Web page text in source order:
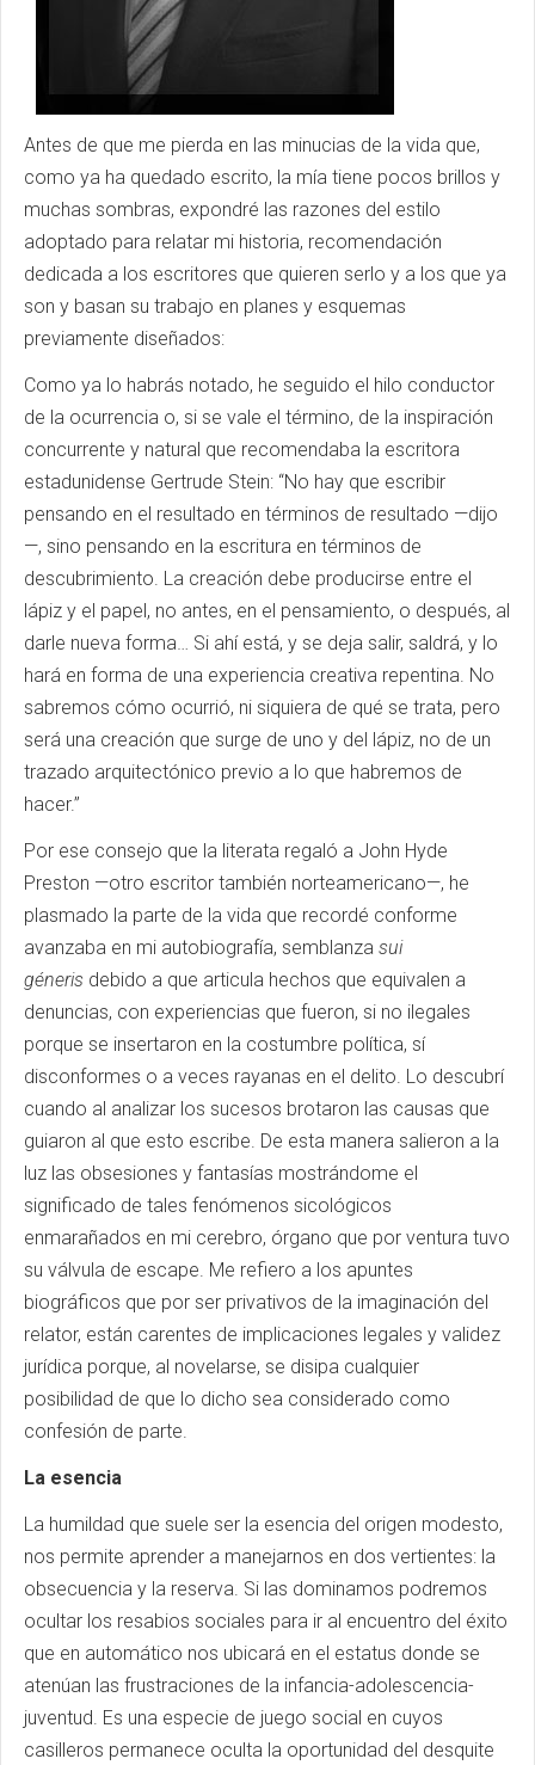
Antes de que me pierda en las minucias de la vida que,
como ya ha quedado escrito, la mía tiene pocos brillos y
muchas sombras, expondré las razones del estilo
adoptado para relatar mi historia, recomendación
dedicada a los escritores que quieren serlo y a los que ya
son y basan su trabajo en planes y esquemas
previamente diseñados:
Como ya lo habrás notado, he seguido el hilo conductor
de la ocurrencia o, si se vale el término, de la inspiración
concurrente y natural que recomendaba la escritora
estadunidense Gertrude Stein: “No hay que escribir
pensando en el resultado en términos de resultado —dijo
—, sino pensando en la escritura en términos de
descubrimiento. La creación debe producirse entre el
lápiz y el papel, no antes, en el pensamiento, o después, al
darle nueva forma… Si ahí está, y se deja salir, saldrá, y lo
hará en forma de una experiencia creativa repentina. No
sabremos cómo ocurrió, ni siquiera de qué se trata, pero
será una creación que surge de uno y del lápiz, no de un
trazado arquitectónico previo a lo que habremos de
hacer.”
Por ese consejo que la literata regaló a John Hyde
Preston —otro escritor también norteamericano—, he
plasmado la parte de la vida que recordé conforme
avanzaba en mi autobiografía, semblanza sui
géneris debido a que articula hechos que equivalen a
denuncias, con experiencias que fueron, si no ilegales
porque se insertaron en la costumbre política, sí
disconformes o a veces rayanas en el delito. Lo descubrí
cuando al analizar los sucesos brotaron las causas que
guiaron al que esto escribe. De esta manera salieron a la
luz las obsesiones y fantasías mostrándome el
significado de tales fenómenos sicológicos
enmarañados en mi cerebro, órgano que por ventura tuvo
su válvula de escape. Me refiero a los apuntes
biográficos que por ser privativos de la imaginación del
relator, están carentes de implicaciones legales y validez
jurídica porque, al novelarse, se disipa cualquier
posibilidad de que lo dicho sea considerado como
confesión de parte.
La esencia
La humildad que suele ser la esencia del origen modesto,
nos permite aprender a manejarnos en dos vertientes: la
obsecuencia y la reserva. Si las dominamos podremos
ocultar los resabios sociales para ir al encuentro del éxito
que en automático nos ubicará en el estatus donde se
atenúan las frustraciones de la infancia-adolescencia-
juventud. Es una especie de juego social en cuyos
casilleros permanece oculta la oportunidad del desquite